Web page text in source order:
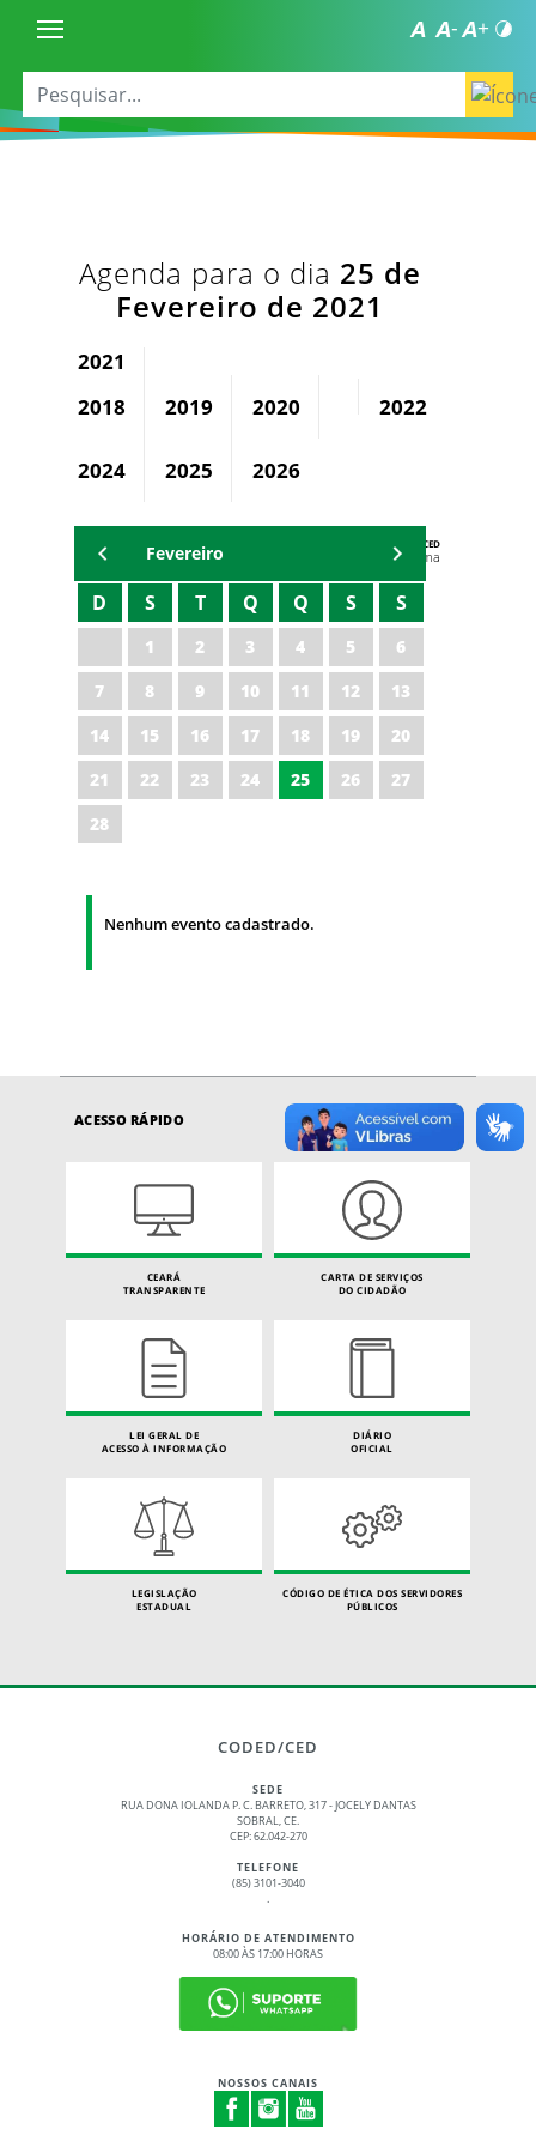
Agenda para o dia 25 de
Fevereiro de 2021
2021
2018
2019 2020 2022
2024 2025 2026
AGENDA DA CODED/CED
Vagna Lima
Fevereiro
D S T Q Q S S
1 2 3 4 5
6
7
8 9 10 11 12
13
14
15 16 17 18 19
20
21
22 23 24 25 26
27
28
Nenhum evento cadastrado.
ACESSO RÁPIDO
CEARÁ
TRANSPARENTE
CARTA DE SERVIÇOS
DO CIDADÃO
LEI GERAL DE
ACESSO À INFORMAÇÃO
DIÁRIO
OFICIAL
LEGISLAÇÃO
ESTADUAL
CÓDIGO DE ÉTICA DOS SERVIDORES
PÚBLICOS
CODED/CED
SEDE
RUA DONA IOLANDA P. C. BARRETO, 317 - JOCELY DANTAS
SOBRAL, CE.
CEP: 62.042-270
TELEFONE
(85) 3101-3040
.
HORÁRIO DE ATENDIMENTO
08:00 ÀS 17:00 HORAS
NOSSOS CANAIS